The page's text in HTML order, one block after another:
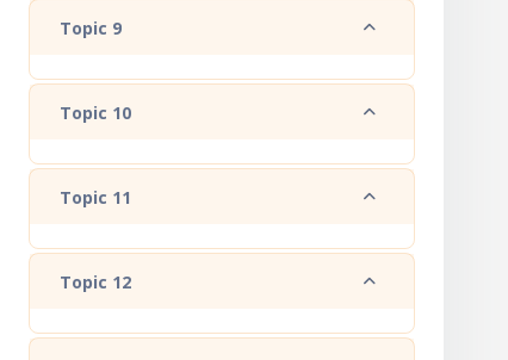
Topic 9 Redueix
Topic 10 Redueix
Topic 11 Redueix
Topic 12 Redueix